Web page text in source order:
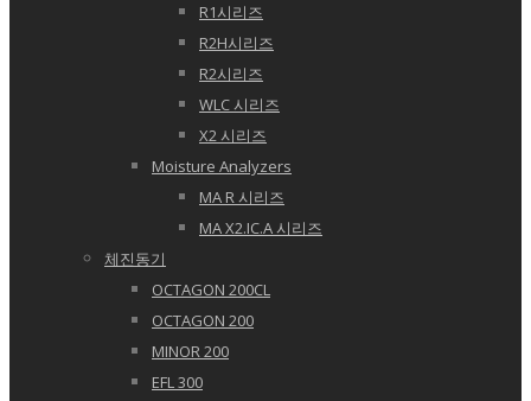
R1시리즈
R2H시리즈
R2시리즈
WLC 시리즈
X2 시리즈
Moisture Analyzers
MA R 시리즈
MA X2.IC.A 시리즈
체진동기
OCTAGON 200CL
OCTAGON 200
MINOR 200
EFL 300